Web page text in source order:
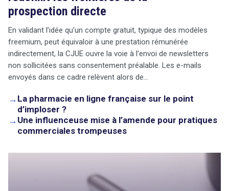
prospection directe
En validant l’idée qu’un compte gratuit, typique des modèles
freemium, peut équivaloir à une prestation rémunérée
indirectement, la CJUE ouvre la voie à l’envoi de newsletters
non sollicitées sans consentement préalable. Les e-mails
envoyés dans ce cadre relèvent alors de…
→ La pharmacie en ligne française sur le point
d’imploser ?
→ Une influenceuse mise à l’amende pour pratiques
commerciales trompeuses